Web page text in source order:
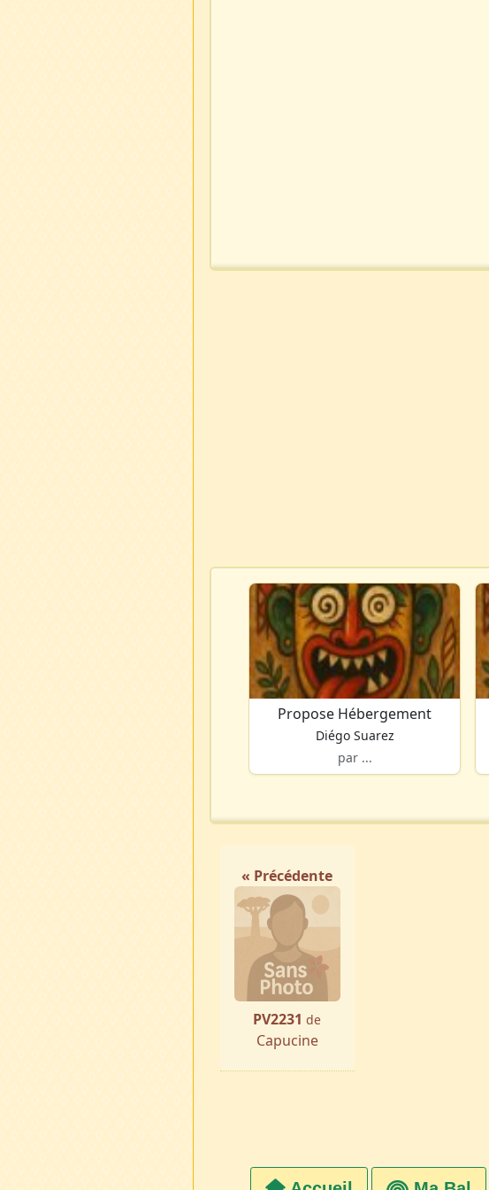
Propose Hébergement
Diégo Suarez
par ...
« Précédente
PV2231 de
Capucine